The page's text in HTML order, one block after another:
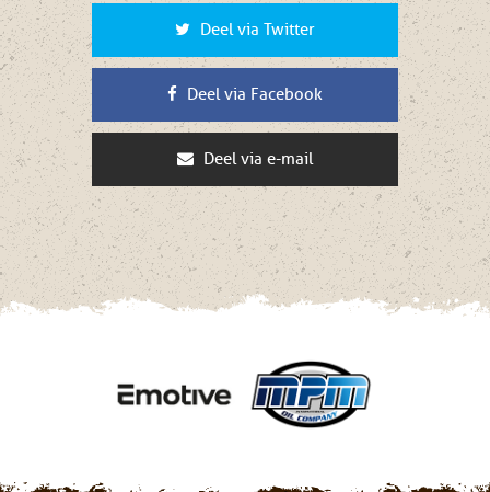
Deel via Twitter
Deel via Facebook
Deel via e-mail